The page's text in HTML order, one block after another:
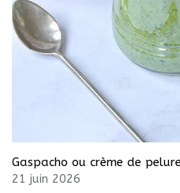
Gaspacho ou crème de
21 juin 2026